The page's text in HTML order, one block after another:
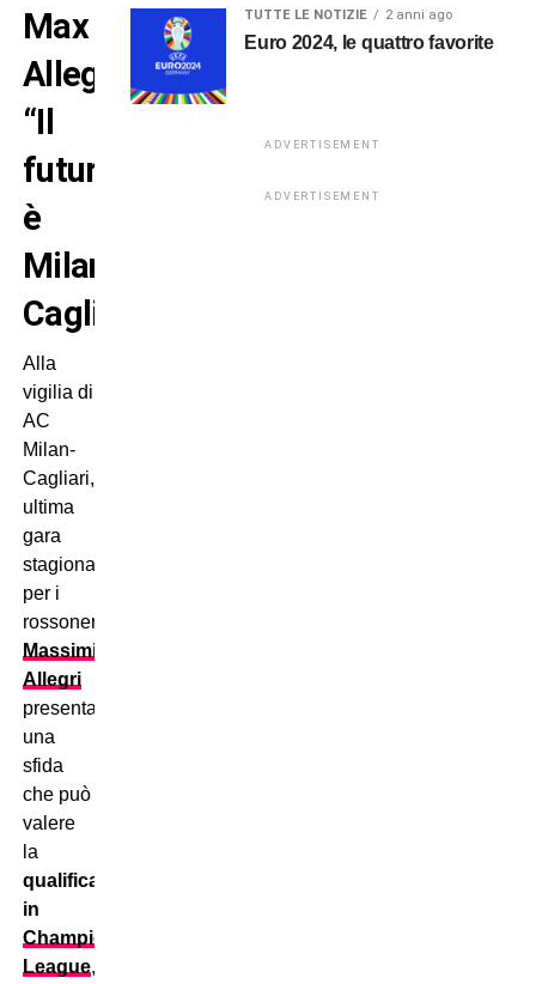
Max
Allegri:
“Il
futuro
è
Milan-
Cagliari”
Alla
vigilia di
AC
Milan-
Cagliari,
ultima
gara
stagionale
per i
rossoneri,
Massimiliano
Allegri
presenta
una
sfida
che può
valere
la
qualificazione
in
Champions
League,
TUTTE LE NOTIZIE 2 anni ago
Euro 2024, le quattro favorite
ADVERTISEMENT
ADVERTISEMENT